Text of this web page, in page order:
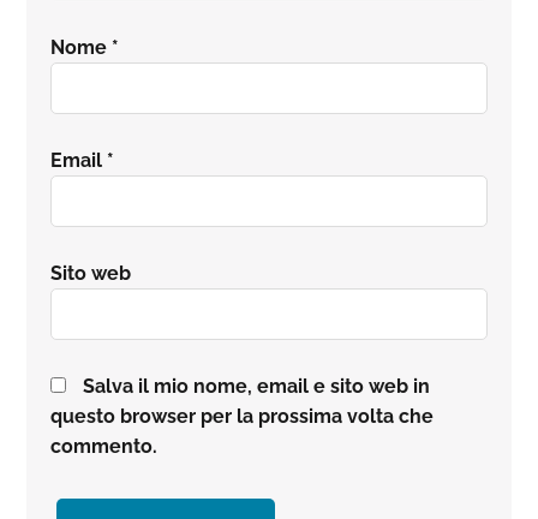
Nome *
Email *
Sito web
Salva il mio nome, email e sito web in
questo browser per la prossima volta che
commento.